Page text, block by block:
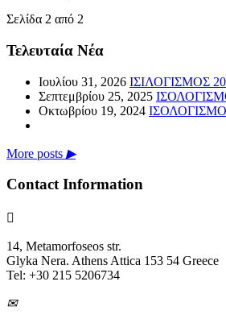
Σελίδα 2 από 2
Τελευταία Νέα
Ιουλίου 31, 2026 ΙΣΙΛΟΓΙΣΜΟΣ
Σεπτεμβρίου 25, 2025
Οκτωβρίου 19, 2024
More posts ▶
Contact Information

14, Metamorfoseos str.
Glyka Nera. Athens Attica 153 54 Greece
Tel: +30 215 5206734
✉